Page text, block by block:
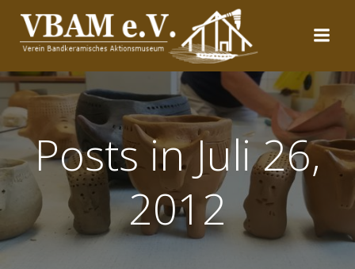
Inhalt
springen
Posts in Juli 26,
2012